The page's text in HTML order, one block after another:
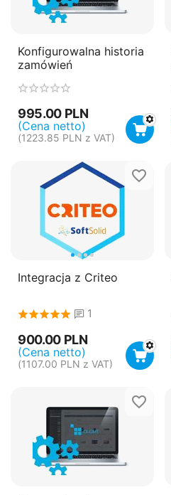
Konfigurowalna historia
zamówień
995.00 PLN
(Cena netto)
(1223.85 PLN z VAT)
Integracja z Criteo
1
900.00 PLN
(Cena netto)
(1107.00 PLN z VAT)